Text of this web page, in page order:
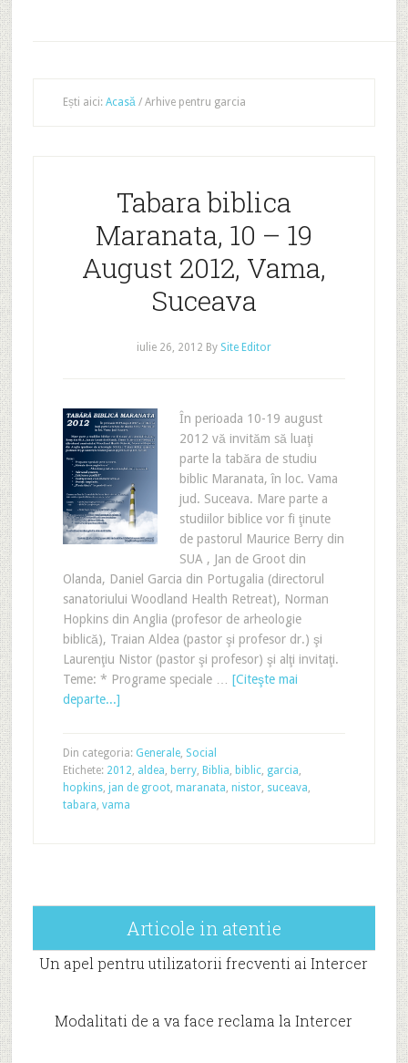
Ești aici: Acasă /Arhive pentru garcia
Tabara biblica
Maranata, 10 – 19
August 2012, Vama,
Suceava
iulie 26, 2012 By Site Editor
În perioada 10-19 august
2012 vă invităm să luaţi
parte la tabăra de studiu
biblic Maranata, în loc. Vama
jud. Suceava. Mare parte a
studiilor biblice vor fi ţinute
de pastorul Maurice Berry din
SUA , Jan de Groot din
Olanda, Daniel Garcia din Portugalia (directorul
sanatoriului Woodland Health Retreat), Norman
Hopkins din Anglia (profesor de arheologie
biblică), Traian Aldea (pastor şi profesor dr.) şi
Laurenţiu Nistor (pastor şi profesor) şi alţi invitaţi.
Teme: * Programe speciale … [Citeşte mai
departe...]
Din categoria: Generale, Social
Etichete: 2012, aldea, berry, Biblia, biblic, garcia,
hopkins, jan de groot, maranata, nistor, suceava,
tabara, vama
Articole in atentie
Un apel pentru utilizatorii frecventi ai Intercer
Modalitati de a va face reclama la Intercer